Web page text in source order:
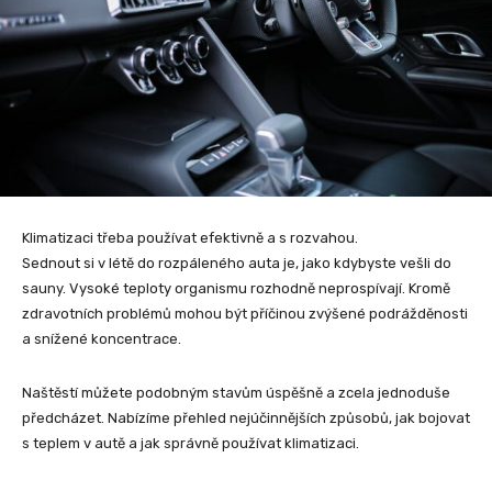
Klimatizaci třeba používat efektivně a s rozvahou.
Sednout si v létě do rozpáleného auta je, jako kdybyste vešli do
sauny. Vysoké teploty organismu rozhodně neprospívají. Kromě
zdravotních problémů mohou být příčinou zvýšené podrážděnosti
a snížené koncentrace.
Naštěstí můžete podobným stavům úspěšně a zcela jednoduše
předcházet. Nabízíme přehled nejúčinnějších způsobů, jak bojovat
s teplem v autě a jak správně používat klimatizaci.